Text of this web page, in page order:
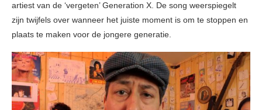
artiest van de ‘vergeten’ Generation X. De song weerspiegelt
zijn twijfels over wanneer het juiste moment is om te stoppen en
plaats te maken voor de jongere generatie.